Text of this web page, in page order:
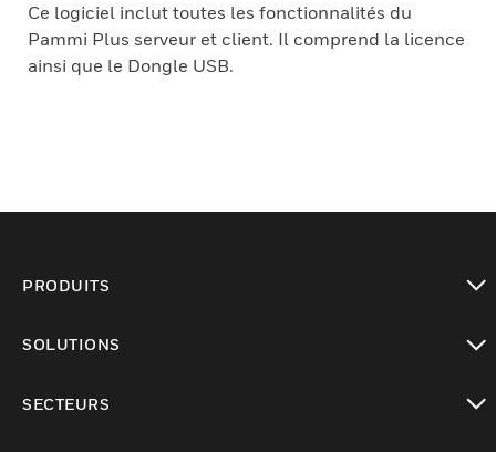
Ce logiciel inclut toutes les fonctionnalités du
Pammi Plus serveur et client. Il comprend la licence
ainsi que le Dongle USB.
PRODUITS
SOLUTIONS
SECTEURS